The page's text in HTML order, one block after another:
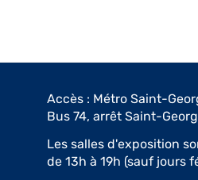
Accès : Métro Saint-
Bus 74, arrêt Saint-
Les salles d'exposition
de 13h à 19h (sauf jours